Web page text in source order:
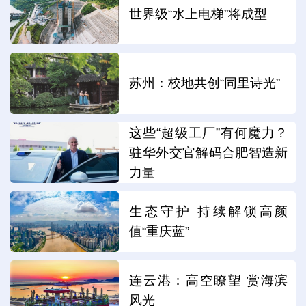
世界级“水上电梯”将成型
苏州：校地共创“同里诗光”
这些“超级工厂”有何魔力？
驻华外交官解码合肥智造新
力量
生态守护 持续解锁高颜
值“重庆蓝”
连云港：高空瞭望 赏海滨
风光